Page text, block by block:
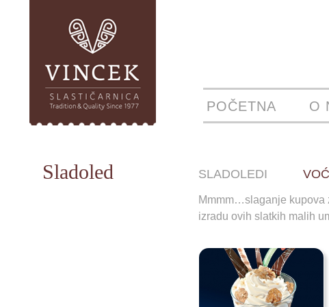
O
POČETNA
Sladoled SLADOLEDI
Mmmm…slaganje kupova
izradu ovih slatkih malih